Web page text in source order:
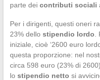
parte dei contributi sociali
Per i dirigenti, questi oneri
23% dello stipendio lordo
iniziale, cioè ‘2600 euro
questa proporzione: nel
circa 598 euro (23% di
lo stipendio netto si